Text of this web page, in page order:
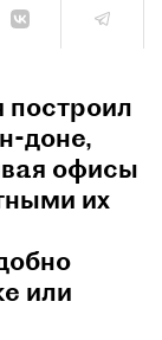
построил
доне,
офисы
их
или